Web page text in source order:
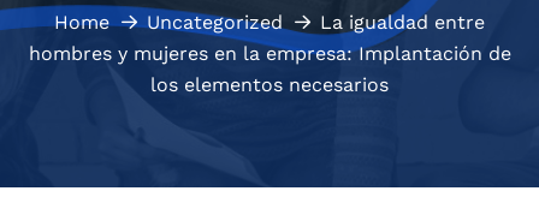
Home Uncategorized
La igualdad entre
hombres y mujeres en la empresa: Implantación de
los elementos necesarios